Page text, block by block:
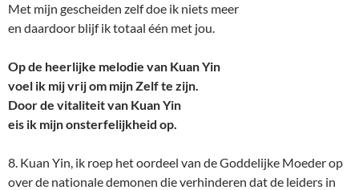
Met mijn gescheiden zelf doe ik niets meer
en daardoor blijf ik totaal één met jou.
Op de heerlijke melodie van Kuan Yin
voel ik mij vrij om mijn Zelf te zijn.
Door de vitaliteit van Kuan Yin
eis ik mijn onsterfelijkheid op.
8. Kuan Yin, ik roep het oordeel van de Goddelijke Moeder op
over de nationale demonen die verhinderen dat de leiders in